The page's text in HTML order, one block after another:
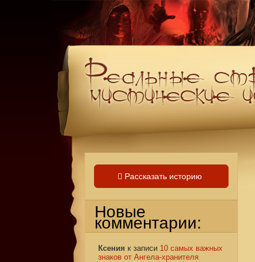
Рассказать историю
Новые
комментарии:
Ксения к записи 10 самых важных
знаков от Ангела-хранителя